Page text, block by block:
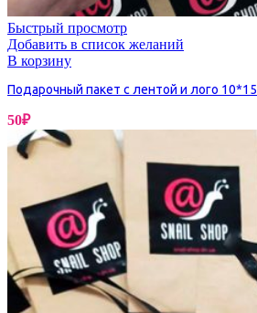
Быстрый просмотр
Добавить в список желаний
В корзину
Подарочный пакет с лентой и лого 10*15
50₽